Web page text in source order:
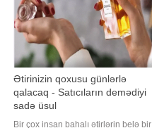
Ətirinizin qoxusu günlərlə
qalacaq - Satıcıların demədiyi
sadə üsul
Bir çox insan bahalı ətirlərin belə bir